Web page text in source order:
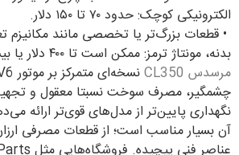
الکترونیکی کوچک: حدود ۷۰ تا ۱۵۰ دلار.
•
بدنه، مونتاژ ترمز: ممکن است تا ۴۰۰ دلار یا بیشتر برسد.
مرسدس CL350
چشمگیر، مصرف سوخت نسبتا معقول و
نگهداری پایین‌تر از مدل‌های قوی‌تر ارائه
آن بسیار مناسب است؛ از قطعات مصرفی